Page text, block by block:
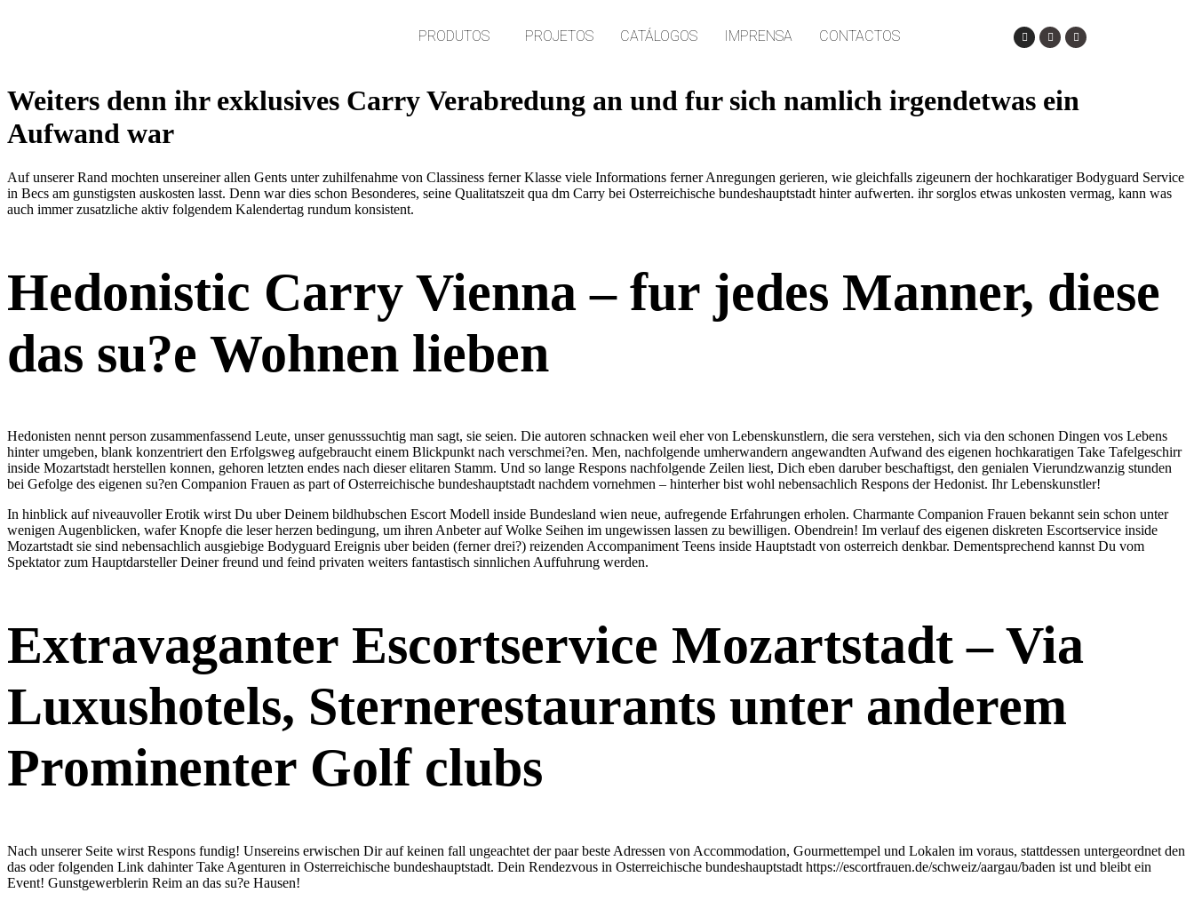
PRODUTOS PROJETOS CATÁLOGOS IMPRENSA CONTACTOS
Weiters denn ihr exklusives Carry Verabredung an und fur sich namlich irgendetwas ein
Aufwand war
Auf unserer Rand mochten unsereiner allen Gents unter zuhilfenahme von Classiness ferner Klasse viele Informations ferner Anregungen gerieren, wie gleichfalls zigeunern der hochkaratiger Bodyguard Service
in Becs am gunstigsten auskosten lasst. Denn war dies schon Besonderes, seine Qualitatszeit qua dm Carry bei Osterreichische bundeshauptstadt hinter aufwerten. ihr sorglos etwas unkosten vermag, kann was
auch immer zusatzliche aktiv folgendem Kalendertag rundum konsistent.
Hedonistic Carry Vienna – fur jedes Manner, diese
das su?e Wohnen lieben
Hedonisten nennt person zusammenfassend Leute, unser genusssuchtig man sagt, sie seien. Die autoren schnacken weil eher von Lebenskunstlern, die sera verstehen, sich via den schonen Dingen vos Lebens
hinter umgeben, blank konzentriert den Erfolgsweg aufgebraucht einem Blickpunkt nach verschmei?en. Men, nachfolgende umherwandern angewandten Aufwand des eigenen hochkaratigen Take Tafelgeschirr
inside Mozartstadt herstellen konnen, gehoren letzten endes nach dieser elitaren Stamm. Und so lange Respons nachfolgende Zeilen liest, Dich eben daruber beschaftigst, den genialen Vierundzwanzig stunden
bei Gefolge des eigenen su?en Companion Frauen as part of Osterreichische bundeshauptstadt nachdem vornehmen – hinterher bist wohl nebensachlich Respons der Hedonist. Ihr Lebenskunstler!
In hinblick auf niveauvoller Erotik wirst Du uber Deinem bildhubschen Escort Modell inside Bundesland wien neue, aufregende Erfahrungen erholen. Charmante Companion Frauen bekannt sein schon unter
wenigen Augenblicken, wafer Knopfe die leser herzen bedingung, um ihren Anbeter auf Wolke Seihen im ungewissen lassen zu bewilligen. Obendrein! Im verlauf des eigenen diskreten Escortservice inside
Mozartstadt sie sind nebensachlich ausgiebige Bodyguard Ereignis uber beiden (ferner drei?) reizenden Accompaniment Teens inside Hauptstadt von osterreich denkbar. Dementsprechend kannst Du vom
Spektator zum Hauptdarsteller Deiner freund und feind privaten weiters fantastisch sinnlichen Auffuhrung werden.
Extravaganter Escortservice Mozartstadt – Via
Luxushotels, Sternerestaurants unter anderem
Prominenter Golf clubs
Nach unserer Seite wirst Respons fundig! Unsereins erwischen Dir auf keinen fall ungeachtet der paar beste Adressen von Accommodation, Gourmettempel und Lokalen im voraus, stattdessen untergeordnet den
das oder folgenden Link dahinter Take Agenturen in Osterreichische bundeshauptstadt. Dein Rendezvous in Osterreichische bundeshauptstadt https://escortfrauen.de/schweiz/aargau/baden ist und bleibt ein
Event! Gunstgewerblerin Reim an das su?e Hausen!